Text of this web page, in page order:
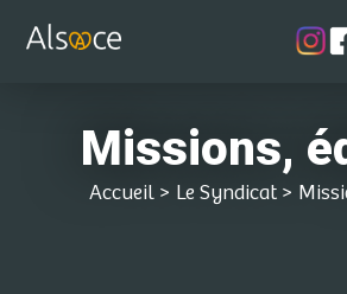
Missions,
Accueil> Le Syndicat>